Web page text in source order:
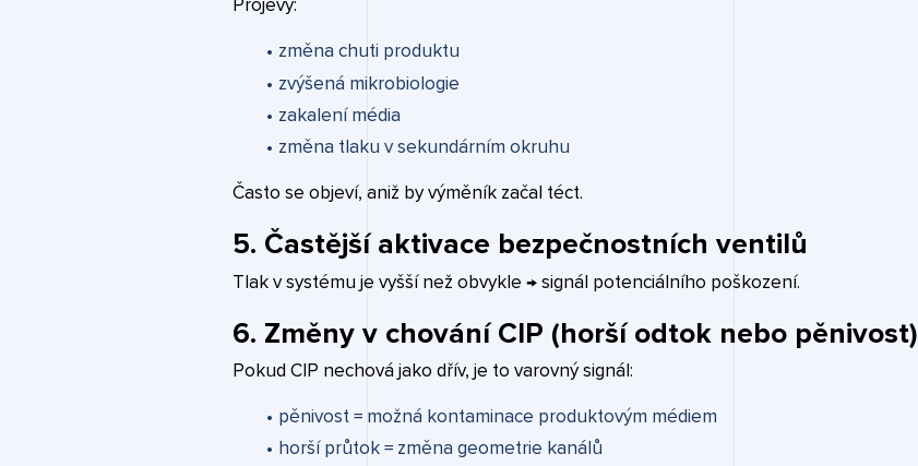
Projevy:
změna chuti produktu
zvýšená mikrobiologie
zakalení média
změna tlaku v sekundárním okruhu
Často se objeví, aniž by výměník začal téct.
5. Častější aktivace bezpečnostních ventilů
Tlak v systému je vyšší než obvykle → signál potenciálního poškození.
6. Změny v chování CIP (horší odtok nebo pěnivost)
Pokud CIP nechová jako dřív, je to varovný signál:
pěnivost = možná kontaminace produktovým médiem
horší průtok = změna geometrie kanálů